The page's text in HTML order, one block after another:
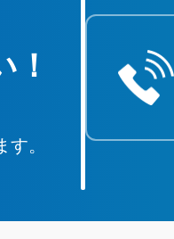
。